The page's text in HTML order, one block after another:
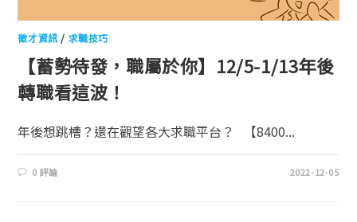
徵才資訊/ 求職技巧
【蓄勢待發，職屬於你】12/5-1/13年後
轉職看這波！
年後想跳槽？還在觀望各大求職平台？ 【8400...
0 評論 2022-12-05